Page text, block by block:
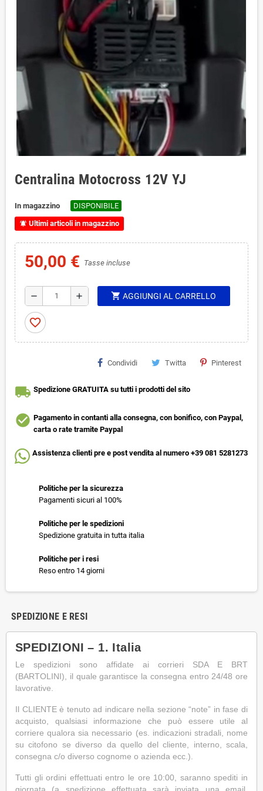
Centralina Motocross 12V YJ
In magazzino DISPONIBILE
notifications_active Ultimi articoli in magazzino
50,00 € Tasse incluse
remove add shopping_cart AGGIUNGI AL CARRELLO
favorite_border
Condividi Twitta Pinterest
local_shipping Spedizione GRATUITA su tutti i prodotti del sito
check_circle Pagamento in contanti alla consegna, con bonifico, con Paypal,
carta o rate tramite Paypal
Assistenza clienti pre e post vendita al numero +39 081 5281273
Politiche per la sicurezza
Pagamenti sicuri al 100%
Politiche per le spedizioni
Spedizione gratuita in tutta italia
Politiche per i resi
Reso entro 14 giorni
SPEDIZIONE E RESI
SPEDIZIONI – 1. Italia
Le spedizioni sono affidate ai corrieri SDA E BRT
(BARTOLINI), il quale garantisce la consegna entro 24/48 ore
lavorative.
Il CLIENTE è tenuto ad indicare nella sezione “note” in fase di
acquisto, qualsiasi informazione che può essere utile al
corriere qualora sia necessario (es. indicazioni stradali, nome
su citofono se diverso da quello del cliente, interno, scala,
consegna c/o diverso cognome o azienda ecc.).
Tutti gli ordini effettuati entro le ore 10:00, saranno spediti in
giornata (a spedizione effettuata sarà inviata una email,